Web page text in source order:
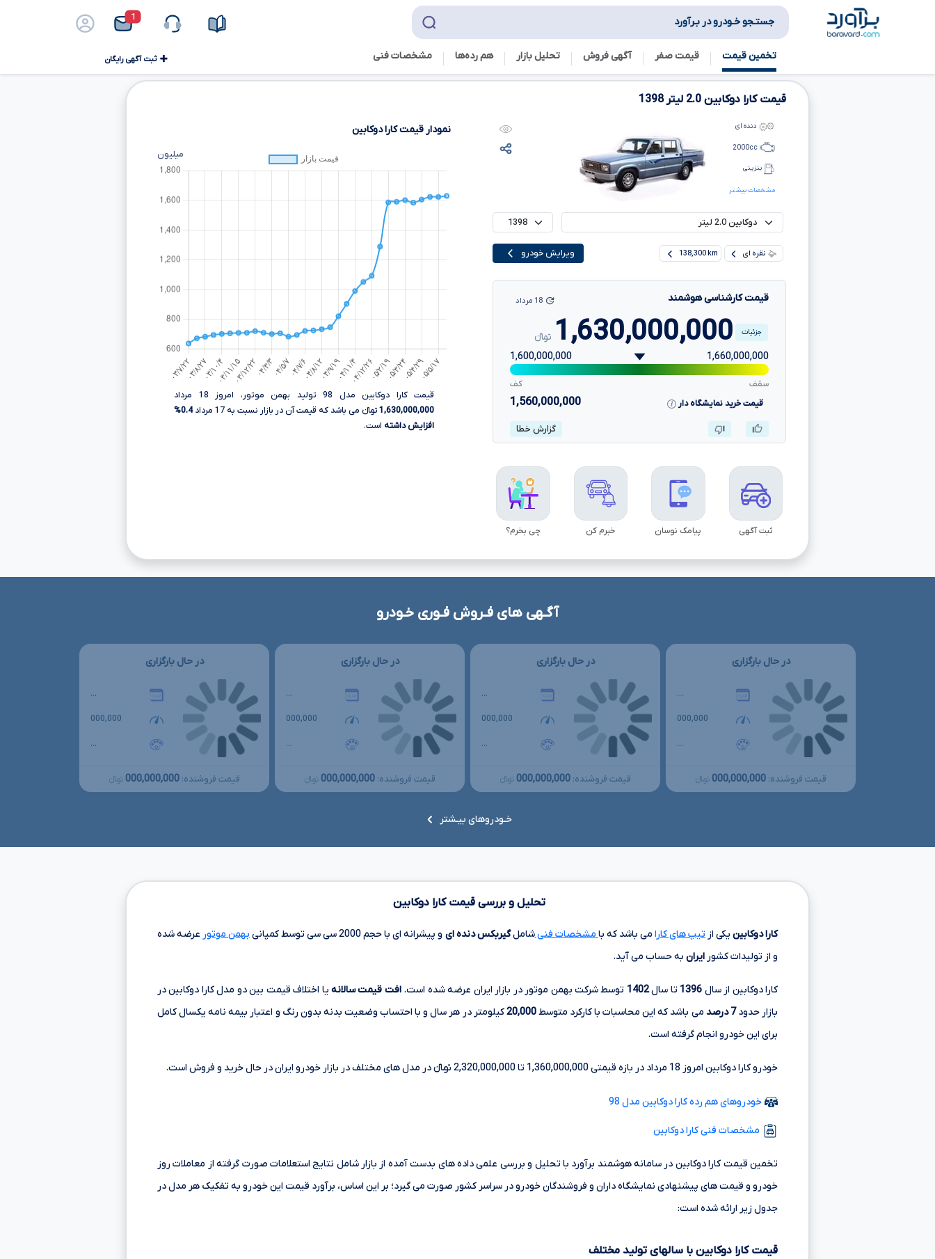
1 جستـجو خـودرو در بـرآورد
تخمین قیمت قیمت صفر آگهی فروش تحلیل بازار هم رده‌ها‌ مشخصات فنی ثبت آگهی رایگان
قیمت کارا دوکابین 2.0 لیتر1398
مشخصات بیشتر
دنده ای
2000cc
بنزینی
نقره ای 138,300 km ویرایش خودرو
قیمت کارشناسی هوشمند
1,630,000,000 تومانءءء
18 مرداد
جزئیات
1,660,000,000
1,600,000,000
سقف
کف
قیمت خرید نمایشگاه دار
1,560,000,000
گزارش خطا
ثبت آگهی پیامک نوسان خبرم کن چی بخرم؟
نمودار قیمت کارا دوکابین
میلیون
قیمت کارا دوکابین مدل 98 تولید بهمن موتور، امروز 18 مرداد
1,630,000,000تومانءءء می باشد که قیمت آن در بازار نسبت به 17 مرداد
0.4%
افزایش داشته است.
آگـهی های فـروش فـوری خـودرو
در حال بارگزاری
...
000,000
...
قیمت فروشنده: 000,000,000 تومانءءء
در حال بارگزاری
...
000,000
...
قیمت فروشنده: 000,000,000 تومانءءء
در حال بارگزاری
...
000,000
...
قیمت فروشنده: 000,000,000 تومانءءء
در حال بارگزاری
...
000,000
...
قیمت فروشنده: 000,000,000 تومانءءء
خـودروهای بیـشتر
تحلیل و بررسی قیمت کارا دوکابین
کارا دوکابینیکی ازتیپ های کارامی باشد که بامشخصات فنیشاملگیربکس دنده ای و پیشرانه ای با حجم2000 سی سی توسط کمپانیبهمن موتور عرضه شده
و از تولیدات کشور ایران به حساب می آید.
کارا دوکابین از سال 1396 تا سال1402 توسط شرکت بهمن موتور در بازار ایران عرضه شده است.افت قیمت سالانهیا اختلاف قیمت بین دو مدل کارا دوکابین در
بازار حدود7 درصد می باشد که این محاسبات با کارکرد متوسط20,000کیلومتر در هر سال و با احتساب وضعیت بدنه بدون رنگ و اعتبار بیمه نامه یکسال کامل
برای این خودرو انجام گرفته است.
خودرو کارا دوکابین امروز 18 مرداد در بازه قیمتی 1,360,000,000 تا 2,320,000,000 تومانءءء در مدل های مختلف در بازار خودرو ایران در حال خرید و فروش است.
خودروهای هم رده کارا دوکابین مدل 98
مشخصات فنی کارا دوکابین
تخمین قیمت کارا دوکابین در سامانه هوشمند برآورد با تحلیل و بررسی علمی داده های بدست آمده از بازار شامل نتایج استعلامات صورت گرفته از معاملات روز
خودرو و قیمت های پیشنهادی نمایشگاه داران و فروشندگان خودرو در سراسر کشور صورت می گیرد؛ بر این اساس، برآورد قیمت این خودرو به تفکیک هر مدل در
جدول زیر ارائه شده است:
قیمت کارا دوکابین با سالهای تولید مختلف